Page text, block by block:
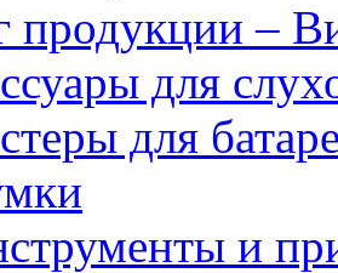
продукции –
для
для
и